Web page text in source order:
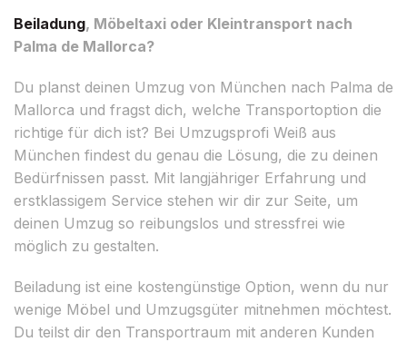
Beiladung, Möbeltaxi oder Kleintransport nach
Palma de Mallorca?
Du planst deinen Umzug von München nach Palma de
Mallorca und fragst dich, welche Transportoption die
richtige für dich ist? Bei Umzugsprofi Weiß aus
München findest du genau die Lösung, die zu deinen
Bedürfnissen passt. Mit langjähriger Erfahrung und
erstklassigem Service stehen wir dir zur Seite, um
deinen Umzug so reibungslos und stressfrei wie
möglich zu gestalten.
Beiladung ist eine kostengünstige Option, wenn du nur
wenige Möbel und Umzugsgüter mitnehmen möchtest.
Du teilst dir den Transportraum mit anderen Kunden